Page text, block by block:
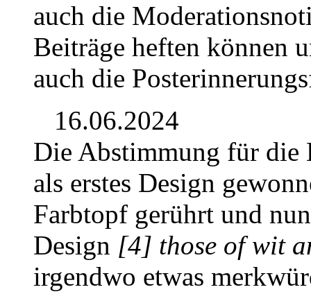
auch die
Beiträge heften können
auch die
16.06.2024
Die Abstimmung für die
als erstes Design
Farbtopf gerührt und
Design [4] those of wit
irgendwo etwas